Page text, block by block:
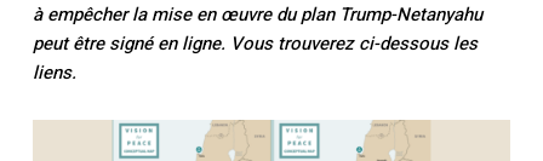
à empêcher la mise en œuvre du plan Trump-Netanyahu
peut être signé en ligne. Vous trouverez ci-dessous les
liens.